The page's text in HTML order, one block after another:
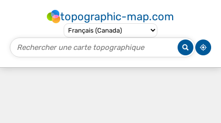
topographic-map.com